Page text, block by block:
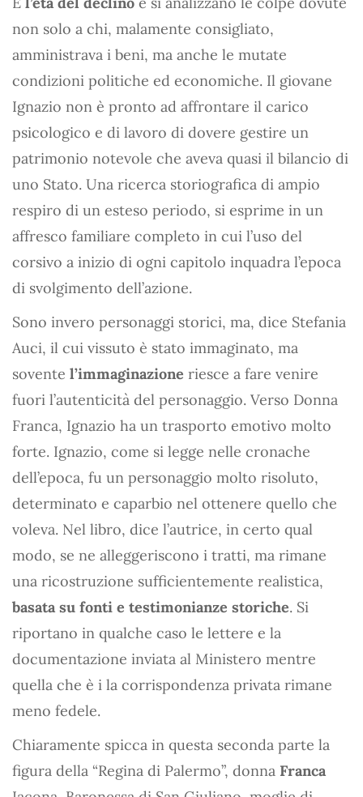
non solo a chi, malamente consigliato,
amministrava i beni, ma anche le mutate
condizioni politiche ed economiche. Il giovane
Ignazio non è pronto ad affrontare il carico
psicologico e di lavoro di dovere gestire un
patrimonio notevole che aveva quasi il bilancio di
uno Stato. Una ricerca storiografica di ampio
respiro di un esteso periodo, si esprime in un
affresco familiare completo in cui l’uso del
corsivo a inizio di ogni capitolo inquadra l’epoca
di svolgimento dell’azione.
Sono invero personaggi storici, ma, dice Stefania
Auci, il cui vissuto è stato immaginato, ma
sovente l’immaginazione riesce a fare venire
fuori l’autenticità del personaggio. Verso Donna
Franca, Ignazio ha un trasporto emotivo molto
forte. Ignazio, come si legge nelle cronache
dell’epoca, fu un personaggio molto risoluto,
determinato e caparbio nel ottenere quello che
voleva. Nel libro, dice l’autrice, in certo qual
modo, se ne alleggeriscono i tratti, ma rimane
una ricostruzione sufficientemente realistica,
basata su fonti e testimonianze storiche. Si
riportano in qualche caso le lettere e la
documentazione inviata al Ministero mentre
quella che è i la corrispondenza privata rimane
meno fedele.
Chiaramente spicca in questa seconda parte la
figura della “Regina di Palermo”, donna Franca